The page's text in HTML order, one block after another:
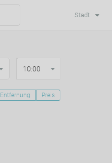
Stadt
10:00
Entfernung Preis